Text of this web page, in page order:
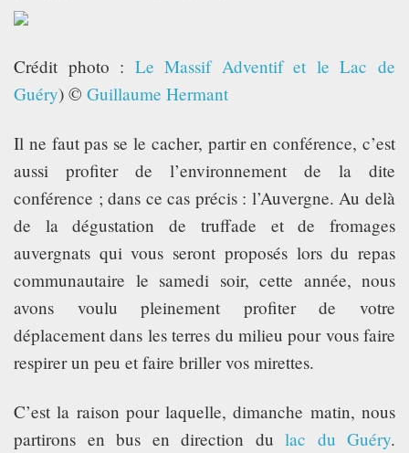
Crédit photo : Le Massif Adventif et le Lac de
Guéry) © Guillaume Hermant
Il ne faut pas se le cacher, partir en conférence, c’est
aussi profiter de l’environnement de la dite
conférence ; dans ce cas précis : l’Auvergne. Au delà
de la dégustation de truffade et de fromages
auvergnats qui vous seront proposés lors du repas
communautaire le samedi soir, cette année, nous
avons voulu pleinement profiter de votre
déplacement dans les terres du milieu pour vous faire
respirer un peu et faire briller vos mirettes.
C’est la raison pour laquelle, dimanche matin, nous
partirons en bus en direction du lac du Guéry.